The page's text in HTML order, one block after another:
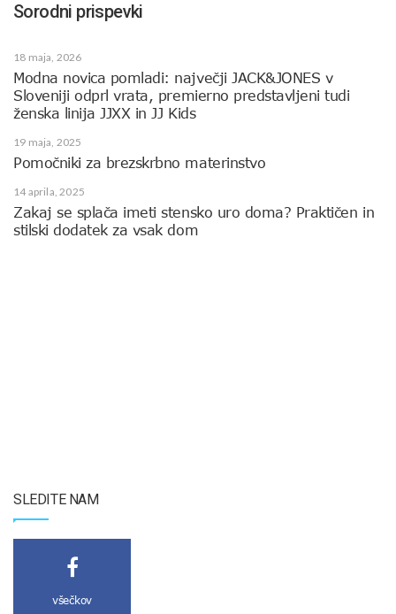
Sorodni prispevki
18 maja, 2026
Modna novica pomladi: največji JACK&JONES v
Sloveniji odprl vrata, premierno predstavljeni tudi
ženska linija JJXX in JJ Kids
19 maja, 2025
Pomočniki za brezskrbno materinstvo
14 aprila, 2025
Zakaj se splača imeti stensko uro doma? Praktičen in
stilski dodatek za vsak dom
SLEDITE NAM
všečkov